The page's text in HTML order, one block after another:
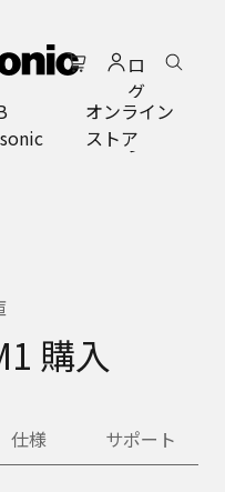
ロ
グ
イ
ン
オンライン
ストア
購入
仕様 サポート